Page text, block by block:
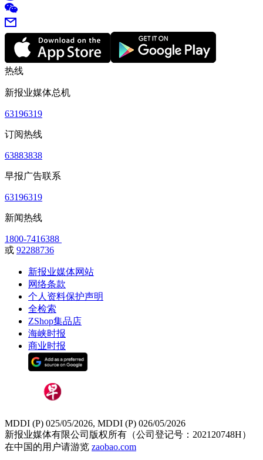
热线
新报业媒体总机
63196319
订阅热线
63883838
早报广告联系
63196319
新闻热线
1800-7416388
或 92288736
新报业媒体网站
网络条款
个人资料保护声明
全检索
ZShop集品店
海峡时报
商业时报
MDDI (P) 025/05/2026, MDDI (P) 026/05/2026
新报业媒体有限公司版权所有（公司登记号：202120748H）
在中国的用户请游览 zaobao.com